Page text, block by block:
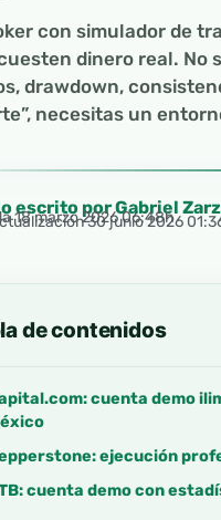
con simulador de
dinero real. No
drawdown,
necesitas un
escrito por Gabriel
18 marzo 2026 06:48h
30 junio 2026
de contenidos
cuenta demo
ejecución
cuenta demo con